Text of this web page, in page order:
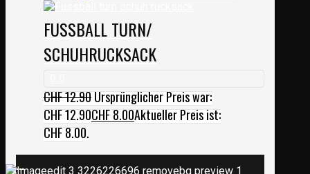
FUSSBALL TURN/
SCHUHRUCKSACK
CHF12.90Ursprünglicher Preis war:
CHF 12.90CHF8.00Aktueller Preis ist:
CHF 8.00.
...